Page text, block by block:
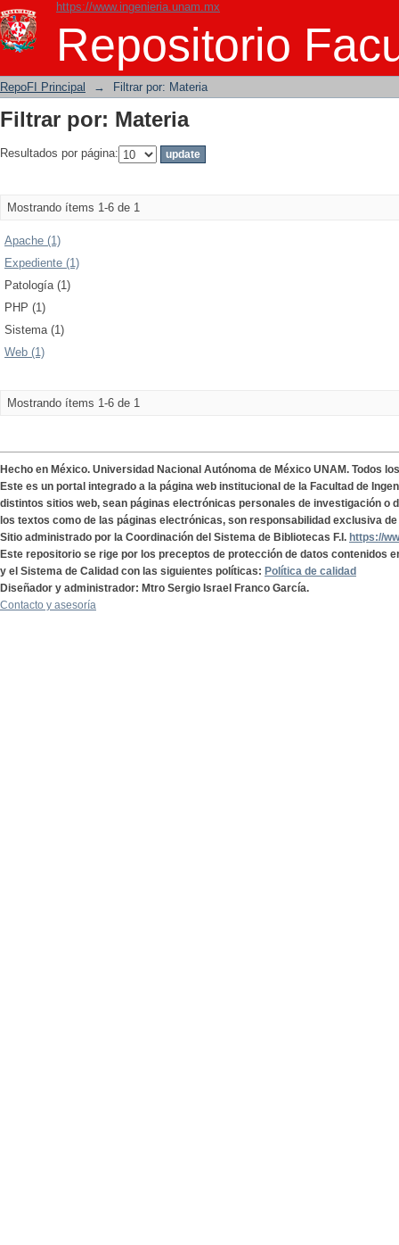
https://www.ingenieria.unam.mx
Repositorio
Filtrar por: Materia
RepoFI Principal → Filtrar por: Materia
Filtrar por: Materia
Resultados por página:
Mostrando ítems 1-6 de 1
Apache (1)
Expediente (1)
Patología (1)
PHP (1)
Sistema (1)
Web (1)
Mostrando ítems 1-6 de 1
Hecho en México. Universidad Nacional Autónoma de México UNAM. Todos
Este es un portal integrado a la página web institucional de la Facultad de
distintos sitios web, sean páginas electrónicas personales de investigación o
los textos como de las páginas electrónicas, son responsabilidad exclusiva
Sitio administrado por la Coordinación del Sistema de Bibliotecas F.I. https://
Este repositorio se rige por los preceptos de protección de datos contenidos
y el Sistema de Calidad con las siguientes políticas: Política de calidad
Diseñador y administrador: Mtro Sergio Israel Franco García.
Contacto y asesoría